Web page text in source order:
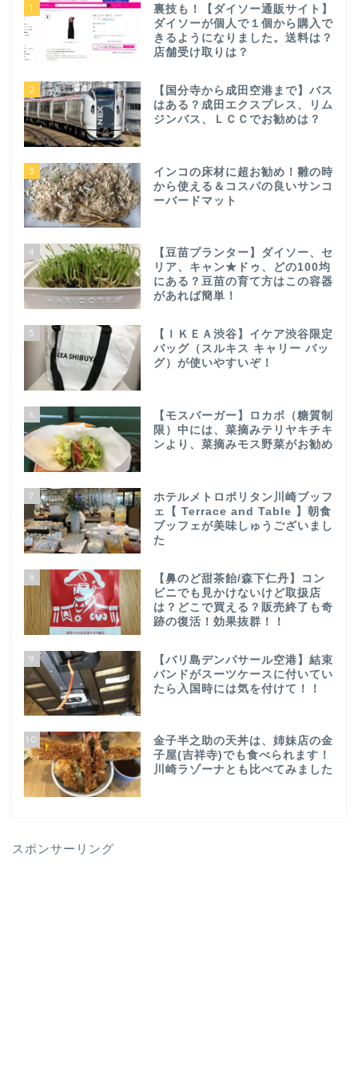
1
裏技も！【ダイソー通販サイト】
ダイソーが個人で１個から購入で
きるようになりました。送料は？
店舗受け取りは？
2
【国分寺から成田空港まで】バス
はある？成田エクスプレス、リム
ジンバス、ＬＣＣでお勧めは？
3
インコの床材に超お勧め！雛の時
から使える＆コスパの良いサンコ
ーバードマット
4
【豆苗プランター】ダイソー、セ
リア、キャン★ドゥ、どの100均
にある？豆苗の育て方はこの容器
があれば簡単！
5
【ＩＫＥＡ渋谷】イケア渋谷限定
バッグ（スルキス キャリー バッ
グ）が使いやすいぞ！
6
【モスバーガー】ロカボ（糖質制
限）中には、菜摘みテリヤキチキ
ンより、菜摘みモス野菜がお勧め
7
ホテルメトロポリタン川崎ブッフ
ェ【 Terrace and Table 】朝食
ブッフェが美味しゅうございまし
た
8
【鼻のど甜茶飴/森下仁丹】コン
ビニでも見かけないけど取扱店
は？どこで買える？販売終了も奇
跡の復活！効果抜群！！
9
【バリ島デンパサール空港】結束
バンドがスーツケースに付いてい
たら入国時には気を付けて！！
10
金子半之助の天丼は、姉妹店の金
子屋(吉祥寺)でも食べられます！
川崎ラゾーナとも比べてみました
スポンサーリング